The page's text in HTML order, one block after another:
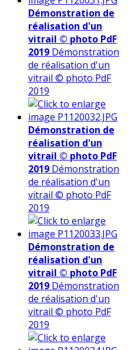
Démonstration de
réalisation d'un
vitrail © photo PdF
2019 Démonstration
de réalisation d'un
vitrail © photo PdF
2019
Démonstration de
réalisation d'un
vitrail © photo PdF
2019 Démonstration
de réalisation d'un
vitrail © photo PdF
2019
Démonstration de
réalisation d'un
vitrail © photo PdF
2019 Démonstration
de réalisation d'un
vitrail © photo PdF
2019